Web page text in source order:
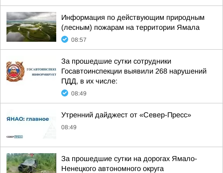
Информация по действующим природным
(лесным) пожарам на территории Ямала
08:57
За прошедшие сутки сотрудники
Госавтоинспекции выявили 268 нарушений
ПДД, в их числе:
08:49
Утренний дайджест от «Север-Пресс»
08:49
За прошедшие сутки на дорогах Ямало-
Ненецкого автономного округа